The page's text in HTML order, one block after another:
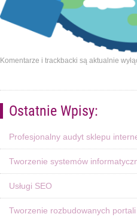
Komentarze i trackbacki są aktualnie
Ostatnie Wpisy:
Profesjonalny audyt sklepu
Tworzenie systemów
Usługi SEO
Tworzenie rozbudowanych